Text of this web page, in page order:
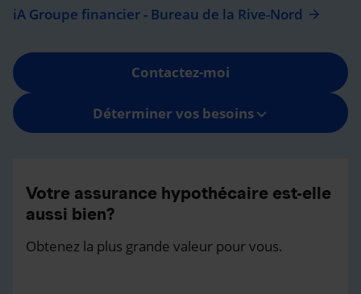
iA Groupe financier - Bureau de la Rive-Nord
Contactez-moi
Déterminer vos besoins
Votre assurance hypothécaire est-elle
aussi bien?
Obtenez la plus grande valeur pour vous.